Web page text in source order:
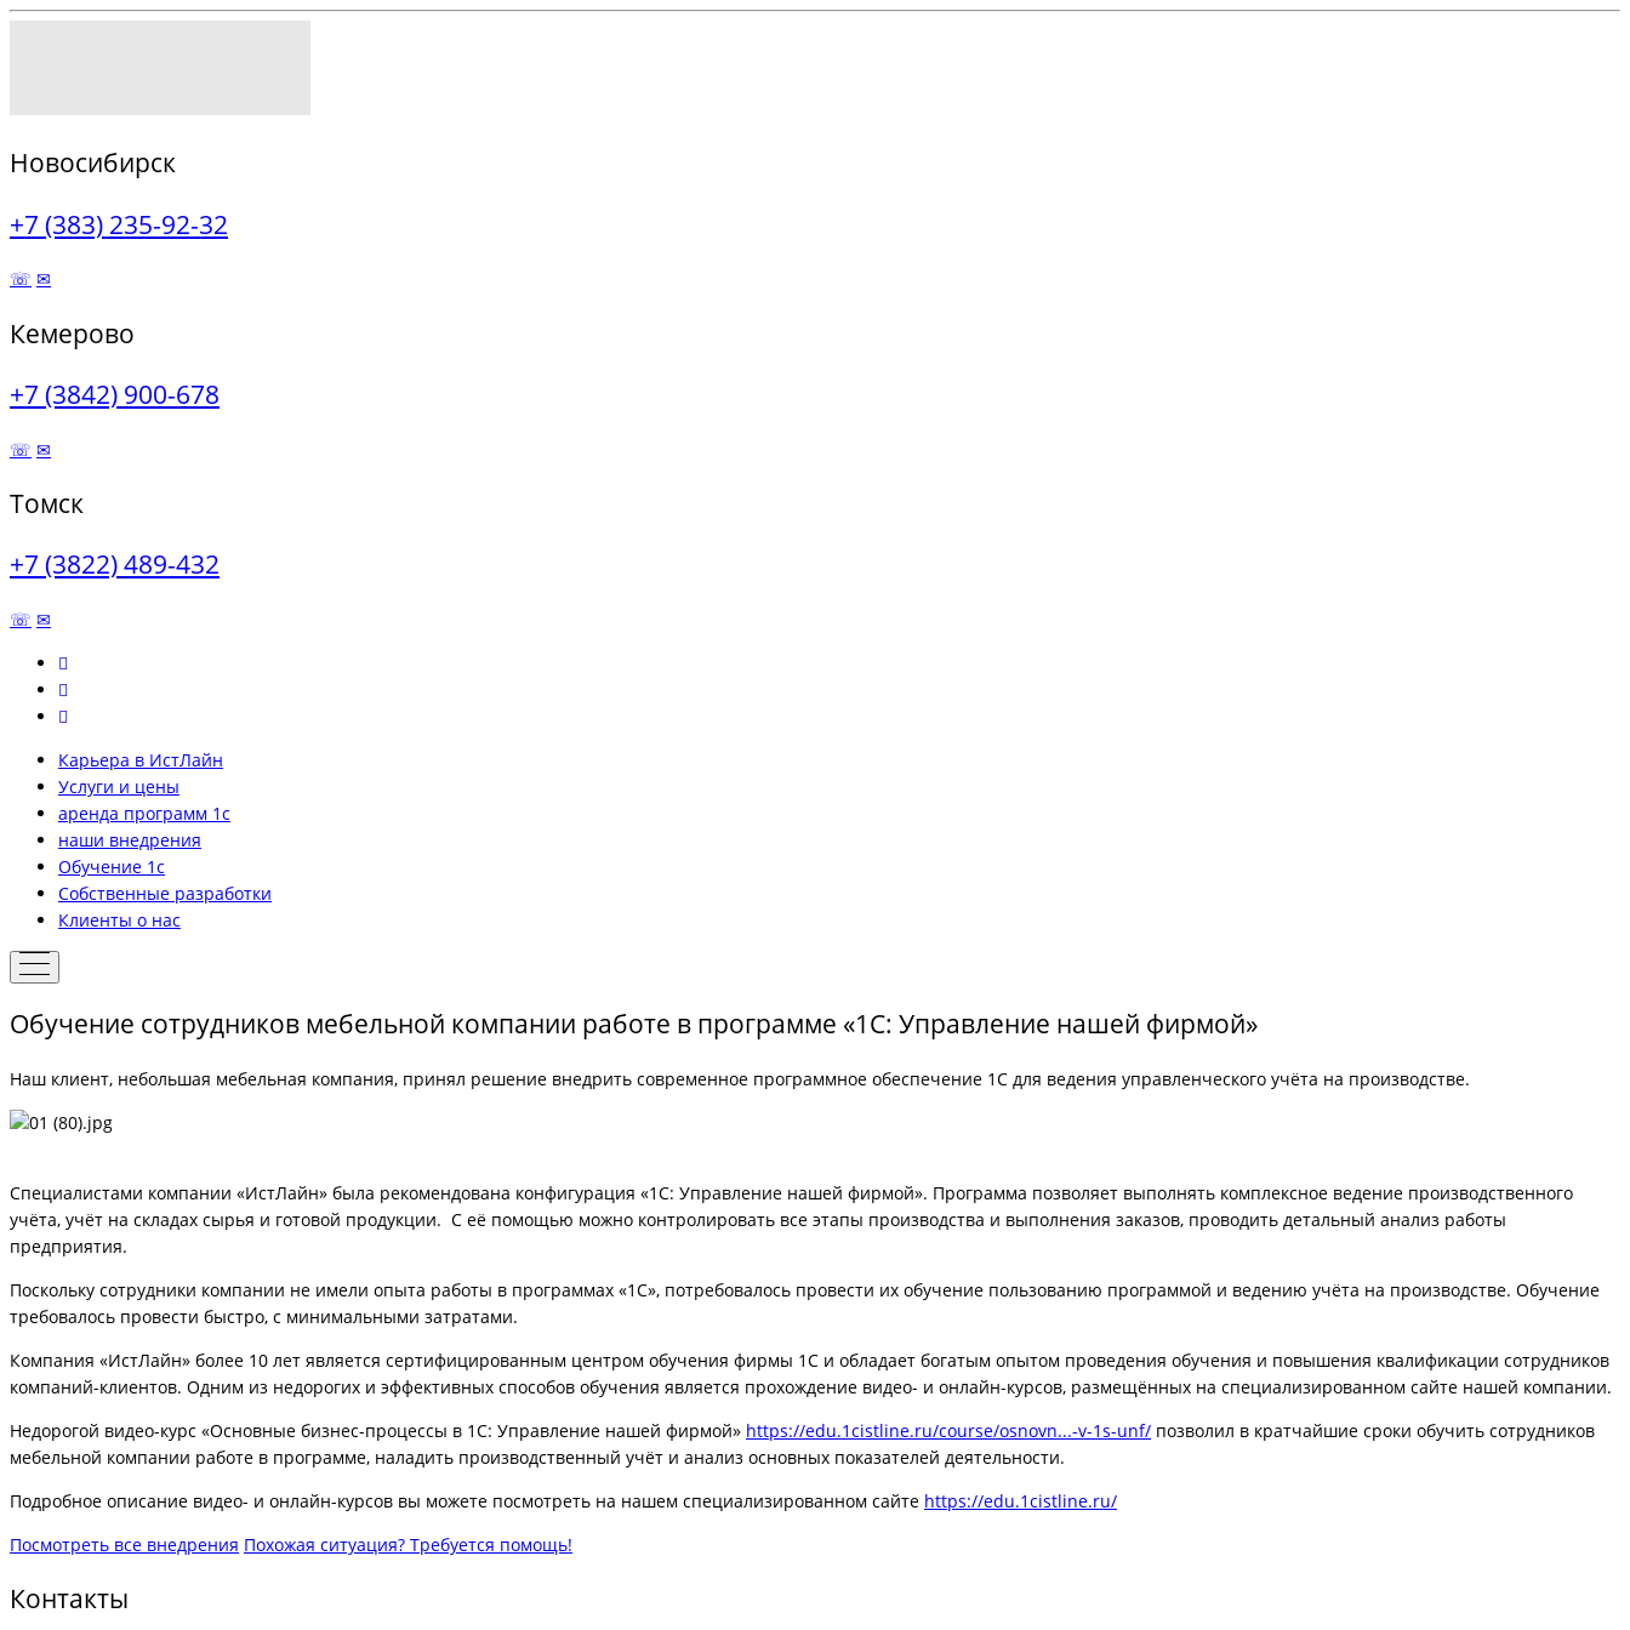
Новосибирск
+7 (383) 235-92-32
☏ ✉
Кемерово
+7 (3842) 900-678
☏ ✉
Томск
+7 (3822) 489-432
☏ ✉
Карьера в ИстЛайн
Услуги и цены
аренда программ 1с
наши внедрения
Обучение 1с
Собственные разработки
Клиенты о нас
Обучение сотрудников мебельной компании работе в программе «1С: Управление нашей фирмой»
Наш клиент, небольшая мебельная компания, принял решение внедрить современное программное обеспечение 1С для ведения управленческого учёта на производстве.
Специалистами компании «ИстЛайн» была рекомендована конфигурация «1С: Управление нашей фирмой». Программа позволяет выполнять комплексное ведение производственного
учёта, учёт на складах сырья и готовой продукции. С её помощью можно контролировать все этапы производства и выполнения заказов, проводить детальный анализ работы
предприятия.
Поскольку сотрудники компании не имели опыта работы в программах «1С», потребовалось провести их обучение пользованию программой и ведению учёта на производстве. Обучение
требовалось провести быстро, с минимальными затратами.
Компания «ИстЛайн» более 10 лет является сертифицированным центром обучения фирмы 1С и обладает богатым опытом проведения обучения и повышения квалификации сотрудников
компаний-клиентов. Одним из недорогих и эффективных способов обучения является прохождение видео- и онлайн-курсов, размещённых на специализированном сайте нашей компании.
Недорогой видео-курс «Основные бизнес-процессы в 1С: Управление нашей фирмой» https://edu.1cistline.ru/course/osnovn...-v-1s-unf/ позволил в кратчайшие сроки обучить сотрудников
мебельной компании работе в программе, наладить производственный учёт и анализ основных показателей деятельности.
Подробное описание видео- и онлайн-курсов вы можете посмотреть на нашем специализированном сайте https://edu.1cistline.ru/
Посмотреть все внедрения Похожая ситуация? Требуется помощь!
Контакты